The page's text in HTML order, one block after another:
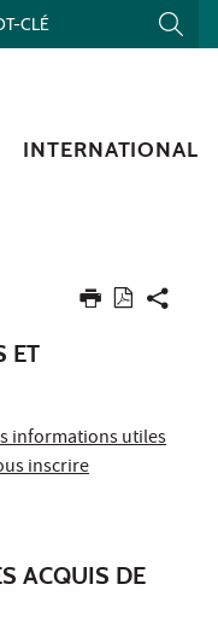
INTERNATIONAL
ET
informations utiles
inscrire
ACQUIS DE